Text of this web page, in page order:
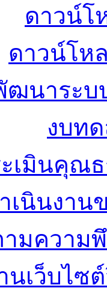
ดาวน์โ
ดาวน์โห
ฒนาระ
งบท
เมินคุณ
เนินงาน
มความ
นเว็บไซ